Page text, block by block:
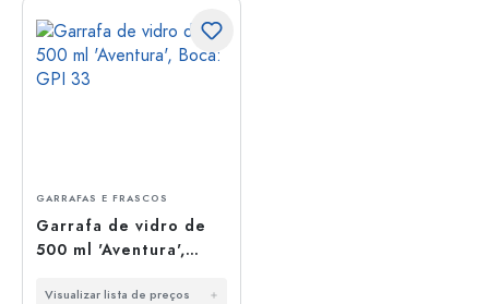
GARRAFAS E FRASCOS
Garrafa de vidro de
500 ml 'Aventura',
Visualizar lista de preços